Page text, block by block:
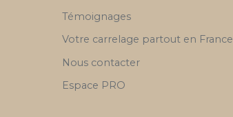
Témoignages
Votre carrelage partout en France
Nous contacter
Espace PRO